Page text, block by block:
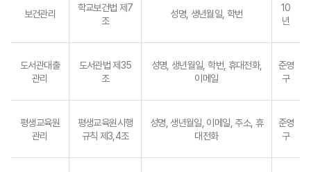
보건관리
학교보건법 제7
조
성명, 생년월일, 학번
10
년
도서관대출
관리
도서관법 제35
조
성명, 생년월일, 학번, 휴대전화,
이메일
준영
구
평생교육원
관리
평생교육원시행
규칙 제3,4조
성명, 생년월일, 이메일, 주소, 휴
대전화
준영
구